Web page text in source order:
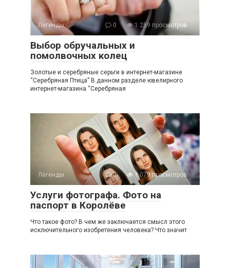
Легенды 0 1 259 просмотров
Выбор обручальных и
помолвочных колец
Золотые и серебряные серьги в интернет-магазине
“Серебряная Птица” В данном разделе ювелирного
интернет-магазина “Серебряная
Легенды 0 1 079 просмотров
Услуги фотографа. Фото на
паспорт в Королёве
Что такое фото? В чем же заключается смысл этого
исключительного изобретения человека? Что значит